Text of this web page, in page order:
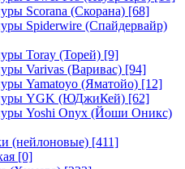
Scorana (Скорана) [68]
Spiderwire (Спайдервайр)
Toray (Торей) [9]
Varivas (Варивас) [94]
Yamatoyo (Яматойо) [12]
YGK (ЮДжиКей) [62]
Yoshi Onyx (Йоши Оникс)
(нейлоновые) [411]
[0]